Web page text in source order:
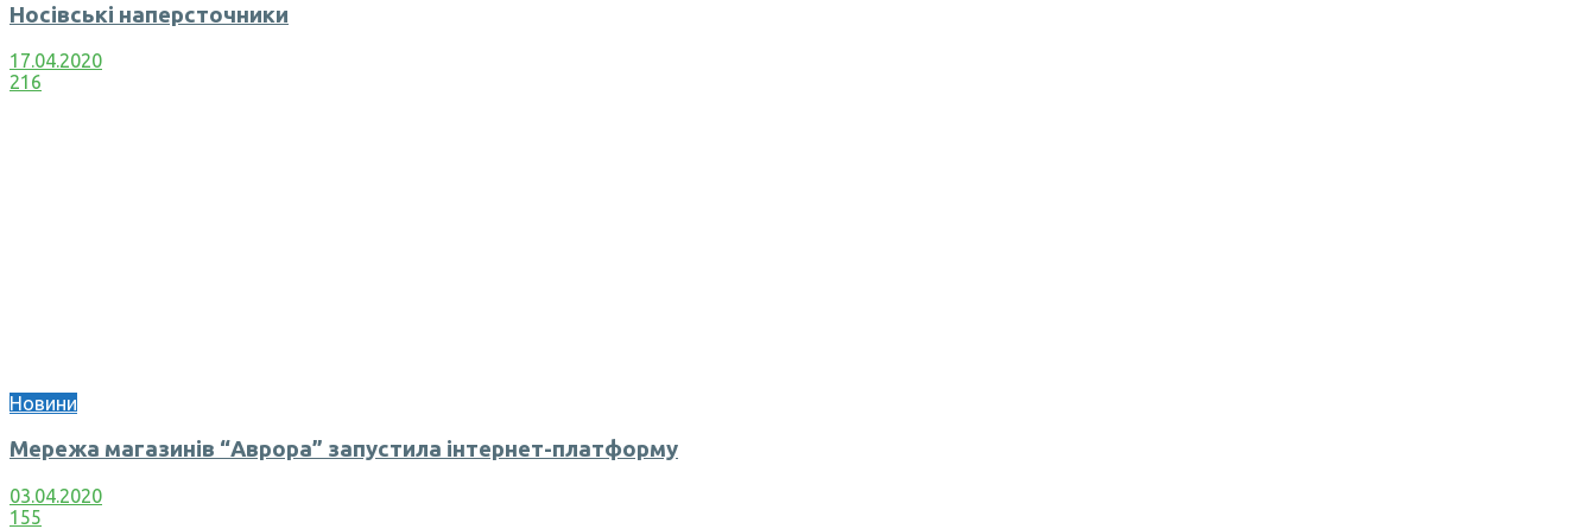
Носівські наперсточники
17.04.2020
216
Новини
Мережа магазинів “Аврора” запустила інтернет-платформу
03.04.2020
155